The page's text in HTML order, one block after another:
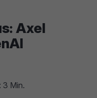
Axel
3 Min.